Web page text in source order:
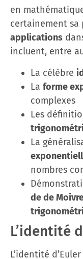
en
certainement sa
applications
incluent, entre
La célèbre
La forme
complexes
Les
La
nombres
de de
L’identité
L’identité